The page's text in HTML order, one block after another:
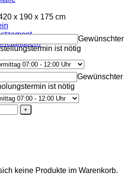
keine Produkte im Warenkorb.
x 190 x 175 cm
Gewünschter
ist nötig
Gewünschter
ist nötig